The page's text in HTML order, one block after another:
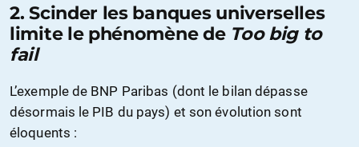
2. Scinder les banques universelles
limite le phénomène de Too big to
fail
L’exemple de BNP Paribas (dont le bilan dépasse
désormais le PIB du pays) et son évolution sont
éloquents :